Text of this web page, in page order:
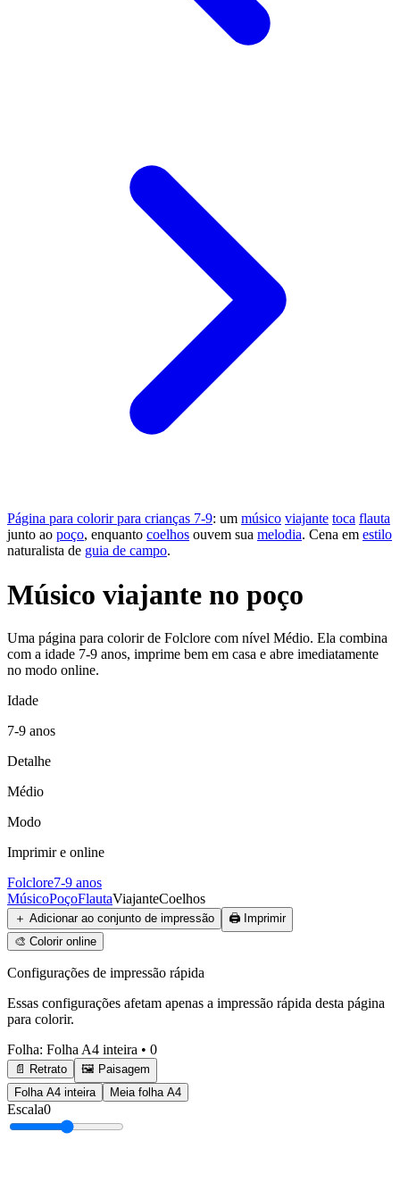
Página para colorir para crianças 7-9: um músico viajante toca flauta
junto ao poço, enquanto coelhos ouvem sua melodia. Cena em estilo
naturalista de guia de campo.
Músico viajante no poço
Uma página para colorir de Folclore com nível Médio. Ela combina
com a idade 7-9 anos, imprime bem em casa e abre imediatamente
no modo online.
Idade
7-9 anos
Detalhe
Médio
Modo
Imprimir e online
Folclore7-9 anos
MúsicoPoçoFlautaViajanteCoelhos
＋ Adicionar ao conjunto de impressão 🖨️ Imprimir
🎨 Colorir online
Configurações de impressão rápida
Essas configurações afetam apenas a impressão rápida desta página
para colorir.
Folha: Folha A4 inteira • 0
📄 Retrato
🖼️ Paisagem
Folha A4 inteira
Meia folha A4
Escala0